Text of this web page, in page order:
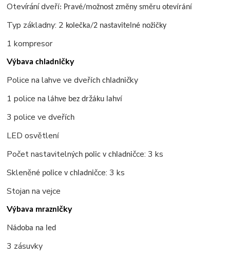
Otevírání dveří: Pravé/možnost změny směru otevírání
Typ základny: 2 kolečka/2 nastavitelné nožičky
1 kompresor
Výbava chladničky
Police na lahve ve dveřích chladničky
1 police na láhve bez držáku lahví
3 police ve dveřích
LED osvětlení
Počet nastavitelných polic v chladničce: 3 ks
Skleněné police v chladničce: 3 ks
Stojan na vejce
Výbava mrazničky
Nádoba na led
3 zásuvky